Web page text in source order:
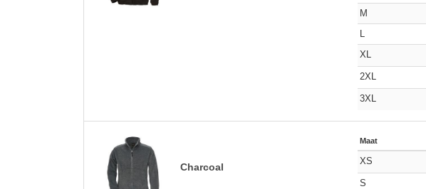
M
XL
2XL
3XL
Charcoal
Maat
XS
S